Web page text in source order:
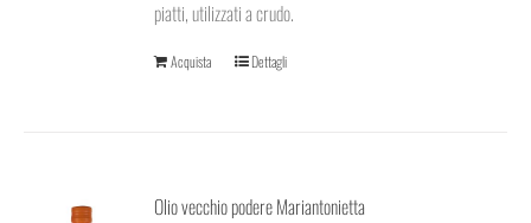
piatti, utilizzati a crudo.
Acquista Dettagli
Olio vecchio podere Mariantonietta